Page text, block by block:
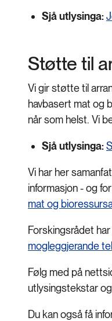
Sjå utlysinga:
Støtte til
Vi gir støtte til
havbasert mat og
når som helst. Vi
Sjå utlysinga:
Vi har her
informasjon - og
mat og
Forskingsrådet
mogleggjerande
Følg med på
utlysingstekstar
Du kan også få